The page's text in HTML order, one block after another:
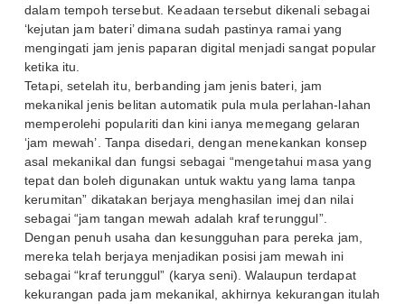
dalam tempoh tersebut. Keadaan tersebut dikenali sebagai
‘kejutan jam bateri’ dimana sudah pastinya ramai yang
mengingati jam jenis paparan digital menjadi sangat popular
ketika itu.
Tetapi, setelah itu, berbanding jam jenis bateri, jam
mekanikal jenis belitan automatik pula mula perlahan-lahan
memperolehi populariti dan kini ianya memegang gelaran
‘jam mewah’. Tanpa disedari, dengan menekankan konsep
asal mekanikal dan fungsi sebagai “mengetahui masa yang
tepat dan boleh digunakan untuk waktu yang lama tanpa
kerumitan” dikatakan berjaya menghasilan imej dan nilai
sebagai “jam tangan mewah adalah kraf terunggul”.
Dengan penuh usaha dan kesungguhan para pereka jam,
mereka telah berjaya menjadikan posisi jam mewah ini
sebagai “kraf terunggul” (karya seni). Walaupun terdapat
kekurangan pada jam mekanikal, akhirnya kekurangan itulah